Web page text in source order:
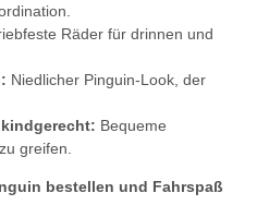
Räder für drinnen und
Niedlicher Pinguin-Look, der
Bequeme
greifen.
bestellen und Fahrspaß